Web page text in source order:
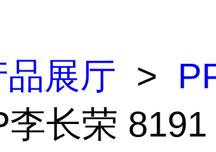
品展厅 >
李长荣 8191